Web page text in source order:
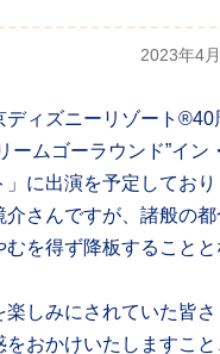
2023年4
ディズニーリゾート®︎40
ームゴーラウンド”イン
」に出演を予定しており
介さんですが、諸般の都
むを得ず降板することと
楽しみにされていた皆さ
をおかけいたしますこと